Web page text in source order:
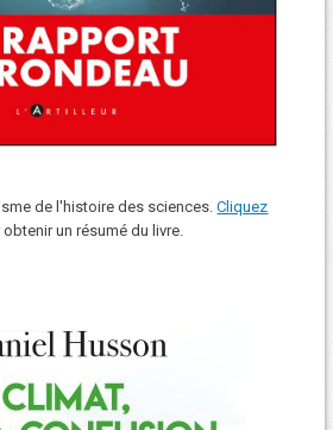
de l'histoire des sciences.Cliquez
un résumé du livre.